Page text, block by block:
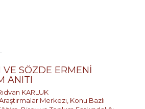
VE SÖZDE ERMENİ
ANITI
KARLUK
Merkezi, Konu Bazlı